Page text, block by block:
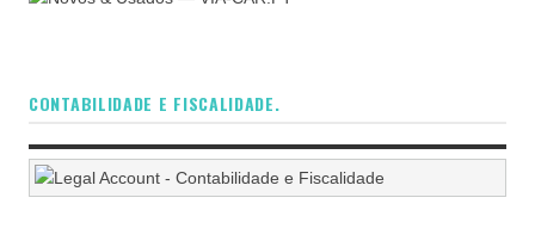
CONTABILIDADE E FISCALIDADE.